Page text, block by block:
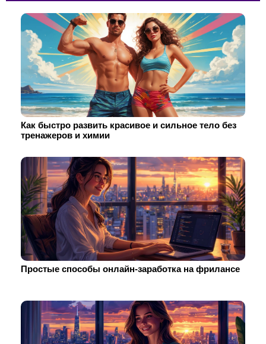
Как быстро развить красивое и сильное тело без
тренажеров и химии
Простые способы онлайн-заработка на фрилансе